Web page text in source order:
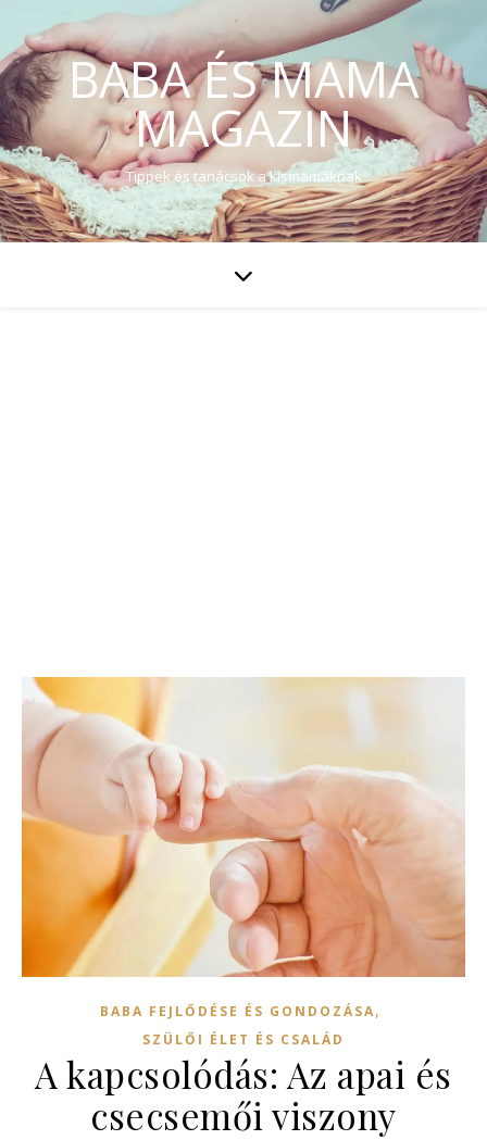
BABA ÉS MAMA
MAGAZIN
Tippek és tanácsok a kismamáknak
BABA FEJLŐDÉSE ÉS GONDOZÁSA,
SZÜLŐI ÉLET ÉS CSALÁD
A kapcsolódás: Az apai és
csecsemői viszony